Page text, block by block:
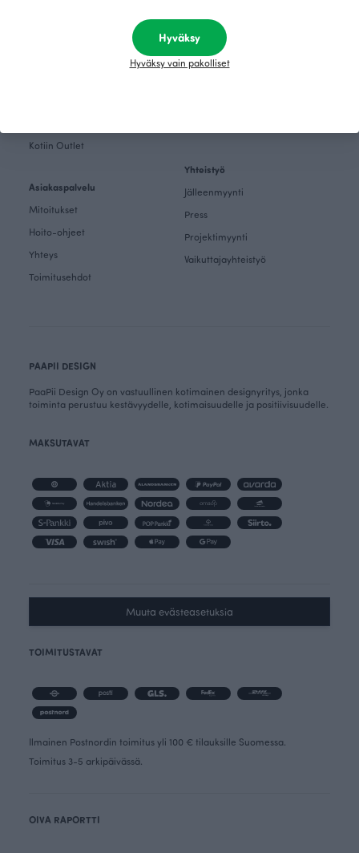
Kotiin Outlet
Asiakaspalvelu
Mitoitukset
Hoito-ohjeet
Yhteys
Toimitusehdot
Tehtaanmyymälä
Ryhmävierailut
Yhteistyö
Jälleenmyynti
Press
Projektimyynti
Vaikuttajayhteistyö
PAAPII DESIGN
PaaPii Design Oy on vastuullinen kotimainen designyritys, jonka
toiminta perustuu kestävyydelle, kotimaisuudelle ja positiivisuudelle.
MAKSUTAVAT
Muuta evästeasetuksia
TOIMITUSTAVAT
Ilmainen Postnordin toimitus yli 100 € tilauksille Suomessa.
Toimitus 3-5 arkipäivässä.
OIVA RAPORTTI
Hyväksy
Hyväksy vain pakolliset